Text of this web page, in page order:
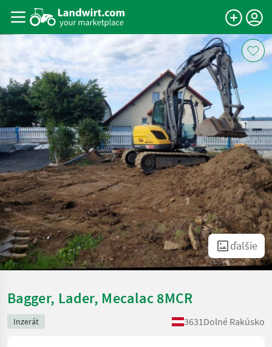
ďalšie
Bagger, Lader, Mecalac 8MCR
Inzerát 3631Dolné Rakúsko